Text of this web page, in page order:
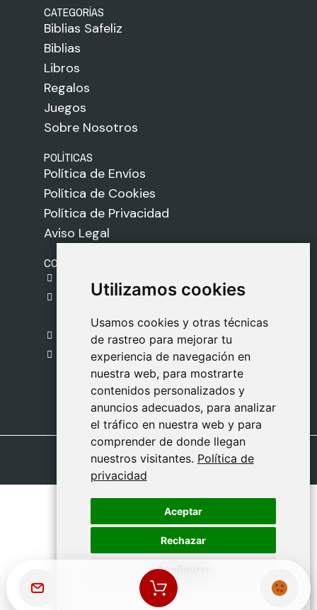
Utilizamos cookies
Usamos cookies y otras técnicas
de rastreo para mejorar tu
experiencia de navegación en
nuestra web, para mostrarte
contenidos personalizados y
anuncios adecuados, para analizar
el tráfico en nuestra web y para
comprender de donde llegan
nuestros visitantes. Política de
privacidad
Aceptar
Rechazar
Configurar
Utilizamos cookies
Usamos cookies y otras técnicas
de rastreo para mejorar tu
experiencia de navegación en
nuestra web, para mostrarte
contenidos personalizados y
anuncios adecuados, para analizar
el tráfico en nuestra web y para
comprender de donde llegan
nuestros visitantes. Política de
privacidad
Aceptar
Rechazar
Configurar
CATEGORÍAS
Biblias Safeliz
Biblias
Libros
Regalos
Juegos
Sobre Nosotros
POLÍTICAS
Política de Envíos
Política de Cookies
Política de Privacidad
Aviso Legal
CONTACTO
C. del Pradillo, 6, 28770 Colmenar Viejo,
Madrid
918 459 877
Lunes a Viernes
09:00 - 13:00